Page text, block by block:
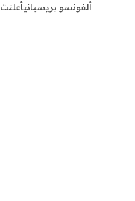
ألفونسو بريسيانيأعلنت AMC أنها ستبدأ الإنتاج لمسلسل تلفزيوني كامل…